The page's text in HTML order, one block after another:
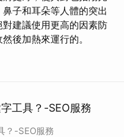
子和耳朵等人體的突出
建議使用更高的因素防
後加熱來運行的。
工具？-SEO服務
？-SEO服務